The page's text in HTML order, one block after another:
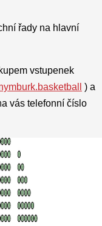
řady na hlavní
vstupenek
) a
vás telefonní číslo